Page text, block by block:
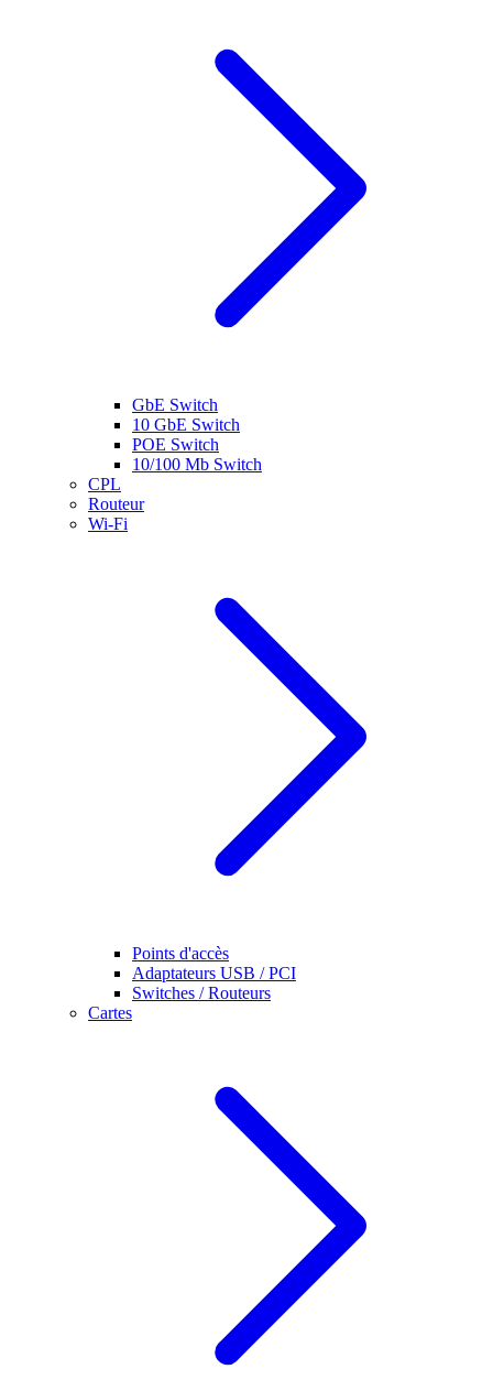
GbE Switch
10 GbE Switch
POE Switch
10/100 Mb Switch
CPL
Routeur
Wi-Fi
Points d'accès
Adaptateurs USB / PCI
Switches / Routeurs
Cartes